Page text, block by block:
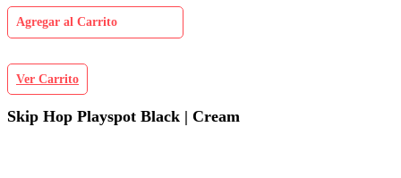
Agregar al Carrito
Ver Carrito
Skip Hop Playspot Black | Cream